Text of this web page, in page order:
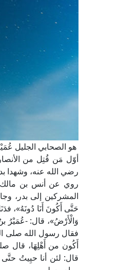
هو الصحابي الجليل
أوّل مَن قُتِل من
رضي الله عنه، وشهدا
روي عن أنس بن مالك
المشركين إلى بدر،
حَتَّى أَكُونَ أَنَا دُونَهُ»،
وَالْأَرْضُ»، قال: -عُمَيْرُ
فقال رسول الله صلى
أَكُون من أَهْلِهَا، قال
قال: لئن أنا حيِيتُ